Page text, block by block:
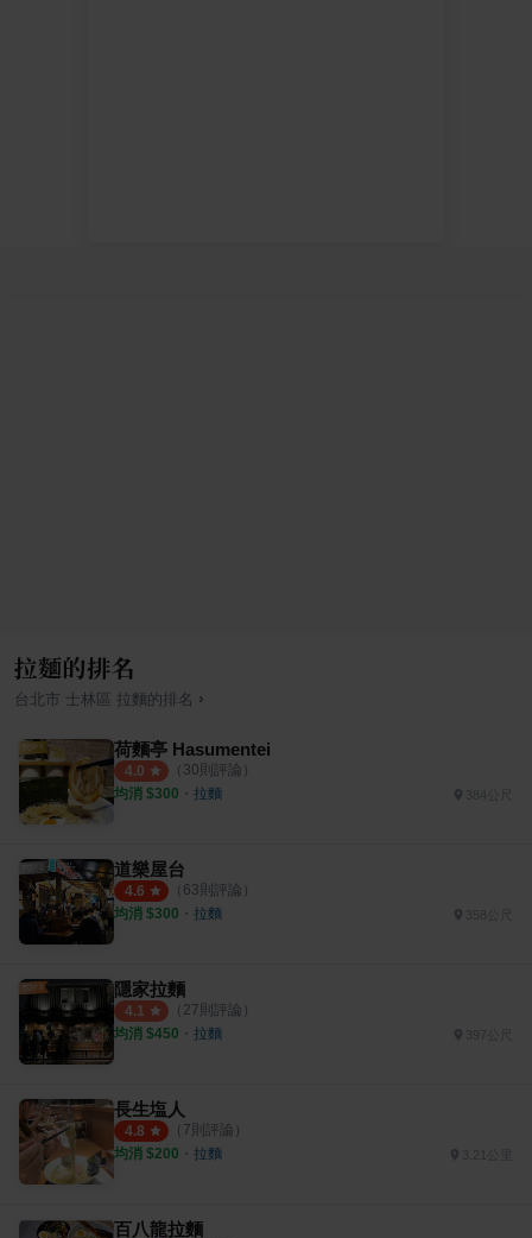
拉麵的排名
台北市 士林區 拉麵的排名 ›
荷麵亭 Hasumentei
4.0 （ 30則評論）
均消 $300 ・ 拉麵 384公尺
道樂屋台
4.6 （ 63則評論）
均消 $300 ・ 拉麵 358公尺
隱家拉麵
4.1 （ 27則評論）
均消 $450 ・ 拉麵
長生塩人
4.8 （ 7則評論）
均消 $200 ・ 拉麵
百八龍拉麵